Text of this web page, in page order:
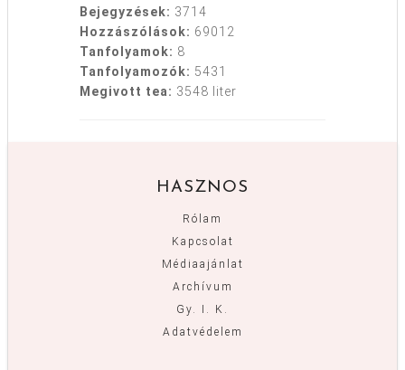
Bejegyzések: 3714
Hozzászólások: 69012
Tanfolyamok: 8
Tanfolyamozók: 5431
Megivott tea: 3548 liter
HASZNOS
Rólam
Kapcsolat
Médiaajánlat
Archívum
Gy. I. K.
Adatvédelem